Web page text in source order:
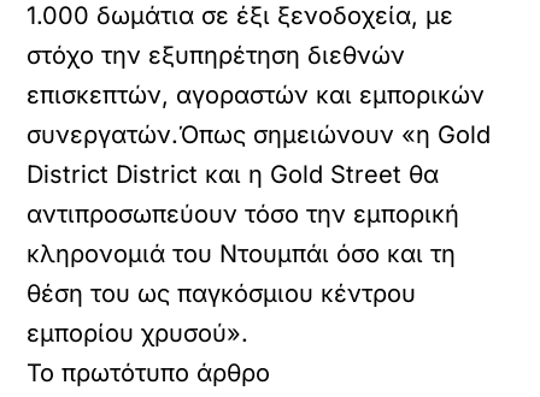
1.000 δωμάτια σε έξι ξενοδοχεία, με
στόχο την εξυπηρέτηση διεθνών
επισκεπτών, αγοραστών και εμπορικών
συνεργατών.Όπως σημειώνουν «η Gold
District District και η Gold Street θα
αντιπροσωπεύουν τόσο την εμπορική
κληρονομιά του Ντουμπάι όσο και τη
θέση του ως παγκόσμιου κέντρου
εμπορίου χρυσού».
Το πρωτότυπο άρθρο